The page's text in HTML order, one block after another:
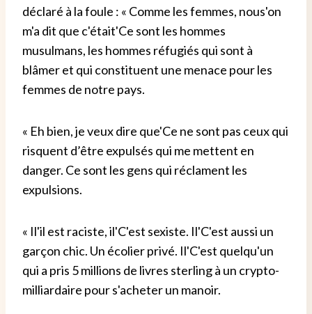
déclaré à la foule : « Comme les femmes, nous'on
m'a dit que c'était'Ce sont les hommes
musulmans, les hommes réfugiés qui sont à
blâmer et qui constituent une menace pour les
femmes de notre pays.
« Eh bien, je veux dire que'Ce ne sont pas ceux qui
risquent d’être expulsés qui me mettent en
danger. Ce sont les gens qui réclament les
expulsions.
« Il'il est raciste, il'C'est sexiste. Il'C'est aussi un
garçon chic. Un écolier privé. Il'C'est quelqu'un
qui a pris 5 millions de livres sterling à un crypto-
milliardaire pour s'acheter un manoir.